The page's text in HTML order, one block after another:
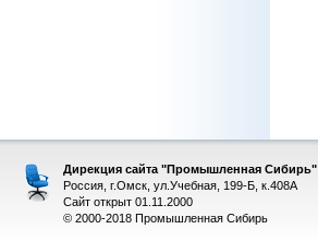
Дирекция сайта "Промышленная Сибирь"
Россия, г.Омск, ул.Учебная, 199-Б, к.408А
Сайт открыт 01.11.2000
© 2000-2018 Промышленная Сибирь